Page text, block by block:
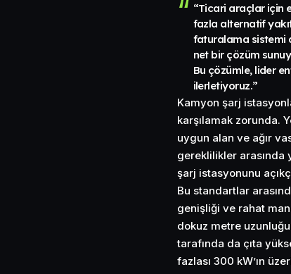
“Ticari araçlar için
fazla alternatif
faturalama sistemi
net bir çözüm
Bu çözümle, lider
ilerletiyoruz.”
Kamyon şarj
karşılamak zorunda.
uygun alan ve ağır
gereklilikler arasında
şarj istasyonunu
Bu standartlar
genişliği ve rahat
dokuz metre
tarafında da çıta
fazlası 300 kW’ın